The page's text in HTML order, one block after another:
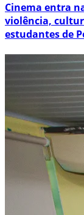
Cinema entra
violência,
estudantes de